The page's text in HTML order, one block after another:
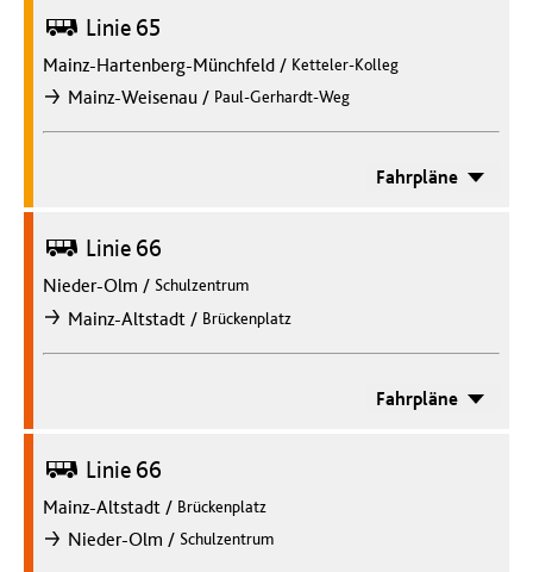
Bus Linie 65
Mainz-Hartenberg-Münchfeld / Ketteler-Kolleg
nachMainz-Weisenau / Paul-Gerhardt-Weg
Fahrpläne
Bus Linie 66
Nieder-Olm / Schulzentrum
nachMainz-Altstadt / Brückenplatz
Fahrpläne
Bus Linie 66
Mainz-Altstadt / Brückenplatz
nachNieder-Olm / Schulzentrum